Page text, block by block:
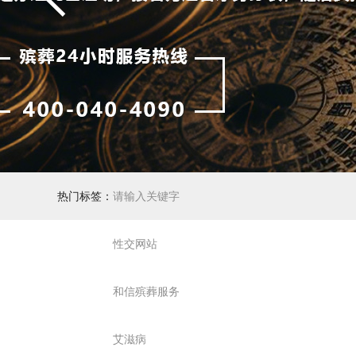
热门标签： 请输入关键字
性交网站
和信殡葬服务
艾滋病